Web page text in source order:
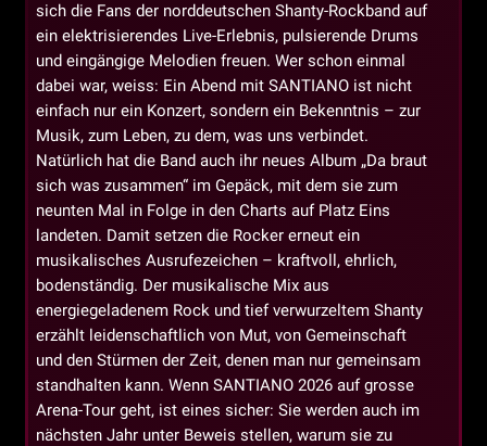
sich die Fans der norddeutschen Shanty-Rockband auf
ein elektrisierendes Live-Erlebnis, pulsierende Drums
und eingängige Melodien freuen. Wer schon einmal
dabei war, weiss: Ein Abend mit SANTIANO ist nicht
einfach nur ein Konzert, sondern ein Bekenntnis – zur
Musik, zum Leben, zu dem, was uns verbindet.
Natürlich hat die Band auch ihr neues Album „Da braut
sich was zusammen“ im Gepäck, mit dem sie zum
neunten Mal in Folge in den Charts auf Platz Eins
landeten. Damit setzen die Rocker erneut ein
musikalisches Ausrufezeichen – kraftvoll, ehrlich,
bodenständig. Der musikalische Mix aus
energiegeladenem Rock und tief verwurzeltem Shanty
erzählt leidenschaftlich von Mut, von Gemeinschaft
und den Stürmen der Zeit, denen man nur gemeinsam
standhalten kann. Wenn SANTIANO 2026 auf grosse
Arena-Tour geht, ist eines sicher: Sie werden auch im
nächsten Jahr unter Beweis stellen, warum sie zu